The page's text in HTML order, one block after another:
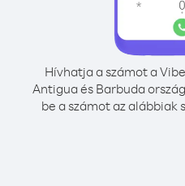
Hívhatja a számot a
Antigua és Barbuda
be a számot az alábbiak